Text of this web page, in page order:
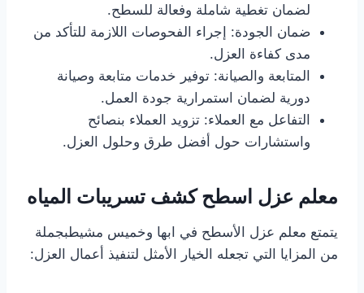
لضمان تغطية شاملة وفعالة للسطح.
ضمان الجودة: إجراء الفحوصات اللازمة للتأكد من
مدى كفاءة العزل.
المتابعة والصيانة: توفير خدمات متابعة وصيانة
دورية لضمان استمرارية جودة العمل.
التفاعل مع العملاء: تزويد العملاء بنصائح
واستشارات حول أفضل طرق وحلول العزل.
معلم عزل اسطح كشف تسريبات المياه
يتمتع معلم عزل الأسطح في ابها وخميس مشيطبجملة
من المزايا التي تجعله الخيار الأمثل لتنفيذ أعمال العزل: